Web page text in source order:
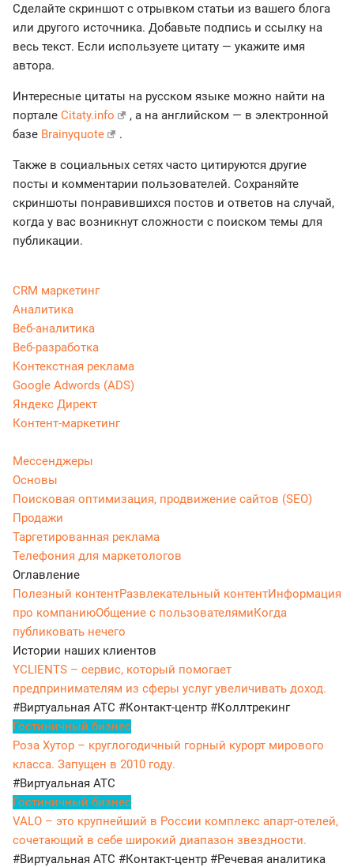
Сделайте скриншот с отрывком статьи из вашего блога
или другого источника. Добавьте подпись и ссылку на
весь текст. Если используете цитату — укажите имя
автора.
Интересные цитаты на русском языке можно найти на
портале Citaty.info
, а на английском — в электронной
базе Brainyquote .
Также в социальных сетях часто цитируются другие
посты и комментарии пользователей. Сохраняйте
скриншоты понравившихся постов и ответов на случай,
когда у вас возникнут сложности с поиском темы для
публикации.
CRM маркетинг
Аналитика
Веб-аналитика
Веб-разработка
Контекстная реклама
Google Adwords (ADS)
Яндекс Директ
Контент-маркетинг
Мессенджеры
Основы
Поисковая оптимизация, продвижение сайтов (SEO)
Продажи
Таргетированная реклама
Телефония для маркетологов
Оглавление
Полезный контентРазвлекательный контентИнформация
про компаниюОбщение с пользователямиКогда
публиковать нечего
Истории наших клиентов
YCLIENTS – сервис, который помогает
предпринимателям из сферы услуг увеличивать доход.
#Виртуальная АТС #Контакт-центр #Коллтрекинг
Гостиничный бизнес
Роза Хутор – круглогодичный горный курорт мирового
класса. Запущен в 2010 году.
#Виртуальная АТС
Гостиничный бизнес
VALO – это крупнейший в России комплекс апарт-отелей,
сочетающий в себе широкий диапазон звездности.
#Виртуальная АТС #Контакт-центр #Речевая аналитика